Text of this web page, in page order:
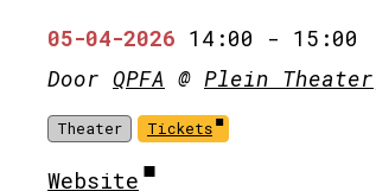
05-04-2026 14:00 - 15:00
Door QPFA @ Plein Theater
Theater Tickets
Website